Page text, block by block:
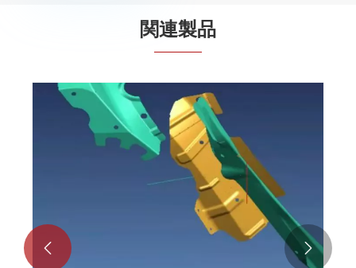
関連製品
 